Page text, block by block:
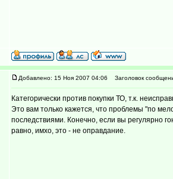
Добавлено: 15 Ноя 2007 04:06 Заголовок
Категорически против покупки ТО, т.к.
Это вам только кажется, что проблемы "по
последствиями. Конечно, если вы регулярно
равно, имхо, это - не оправдание.